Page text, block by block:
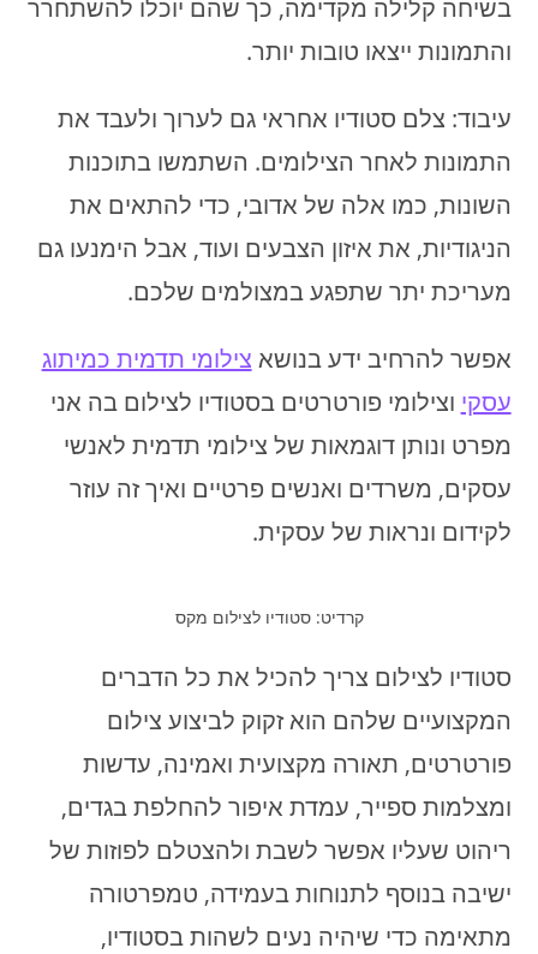
בשיחה קלילה מקדימה, כך שהם יוכלו להשתחרר
והתמונות ייצאו טובות יותר.
עיבוד: צלם סטודיו אחראי גם לערוך ולעבד את
התמונות לאחר הצילומים. השתמשו בתוכנות
השונות, כמו אלה של אדובי, כדי להתאים את
הניגודיות, את איזון הצבעים ועוד, אבל הימנעו גם
מעריכת יתר שתפגע במצולמים שלכם.
אפשר להרחיב ידע בנושא צילומי תדמית כמיתוג
עסקי וצילומי פורטרטים בסטודיו לצילום בה אני
מפרט ונותן דוגמאות של צילומי תדמית לאנשי
עסקים, משרדים ואנשים פרטיים ואיך זה עוזר
לקידום ונראות של עסקית.
קרדיט: סטודיו לצילום מקס
סטודיו לצילום צריך להכיל את כל הדברים
המקצועיים שלהם הוא זקוק לביצוע צילום
פורטרטים, תאורה מקצועית ואמינה, עדשות
ומצלמות ספייר, עמדת איפור להחלפת בגדים,
ריהוט שעליו אפשר לשבת ולהצטלם לפוזות של
ישיבה בנוסף לתנוחות בעמידה, טמפרטורה
מתאימה כדי שיהיה נעים לשהות בסטודיו,